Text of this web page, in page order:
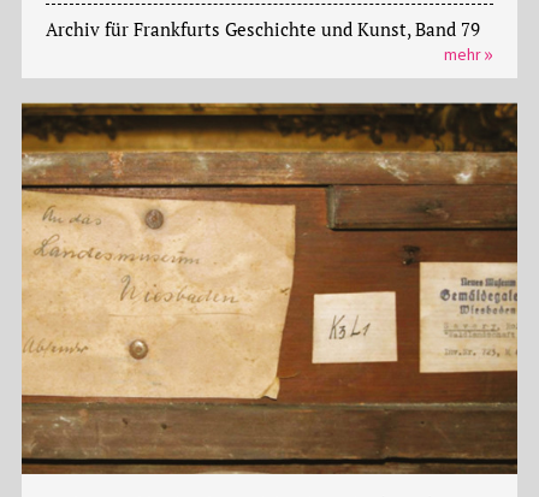
Archiv für Frankfurts Geschichte und Kunst, Band 79
mehr